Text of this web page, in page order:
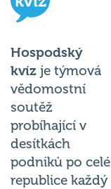
Hospodský
kvíz je týmová
vědomostní
soutěž
probíhající v
desítkách
podniků po celé
republice každý